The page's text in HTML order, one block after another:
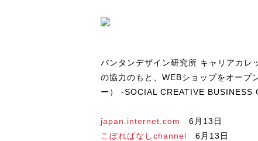
バンタンデザイン研究所 キャリアカレ
の協力のもと、WEBショップをオープ
ー） -SOCIAL CREATIVE BUSINESS
japan.internet.com
6月13日
こぼればなしchannel 6月13日